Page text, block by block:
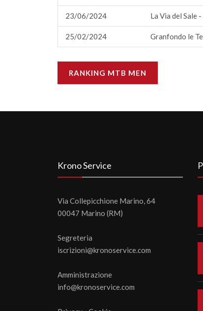
23/06/2024 La Via del Sale
25/02/2024 Granfondo le
RANKING MTB MEN
Krono Service
Via Collepicchione Marino, 64
00047 Marino (RM)
Segreteria
iscrizioni@kronoservice.com
Amministrazione
info@kronoservice.com